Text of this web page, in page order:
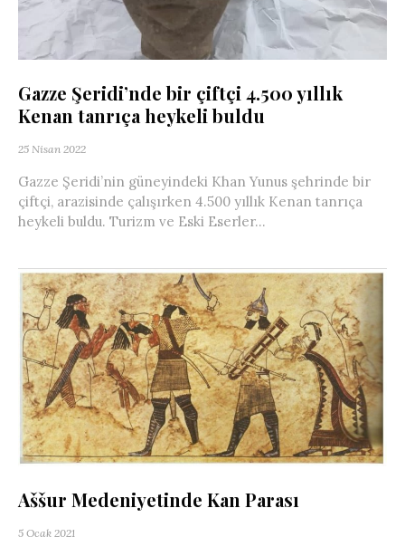
Gazze Şeridi’nde bir çiftçi 4.500 yıllık
Kenan tanrıça heykeli buldu
25 Nisan 2022
Gazze Şeridi’nin güneyindeki Khan Yunus şehrinde bir
çiftçi, arazisinde çalışırken 4.500 yıllık Kenan tanrıça
heykeli buldu. Turizm ve Eski Eserler...
Aššur Medeniyetinde Kan Parası
5 Ocak 2021